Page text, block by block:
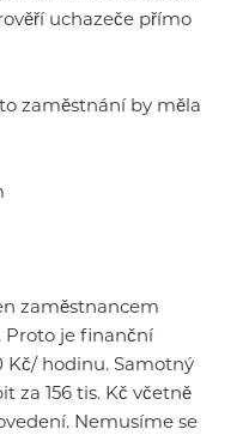
uchazeče přímo
zaměstnání by měla
zaměstnancem
Proto je finanční
Kč/ hodinu. Samotný
za 156 tis. Kč včetně
Nemusíme se